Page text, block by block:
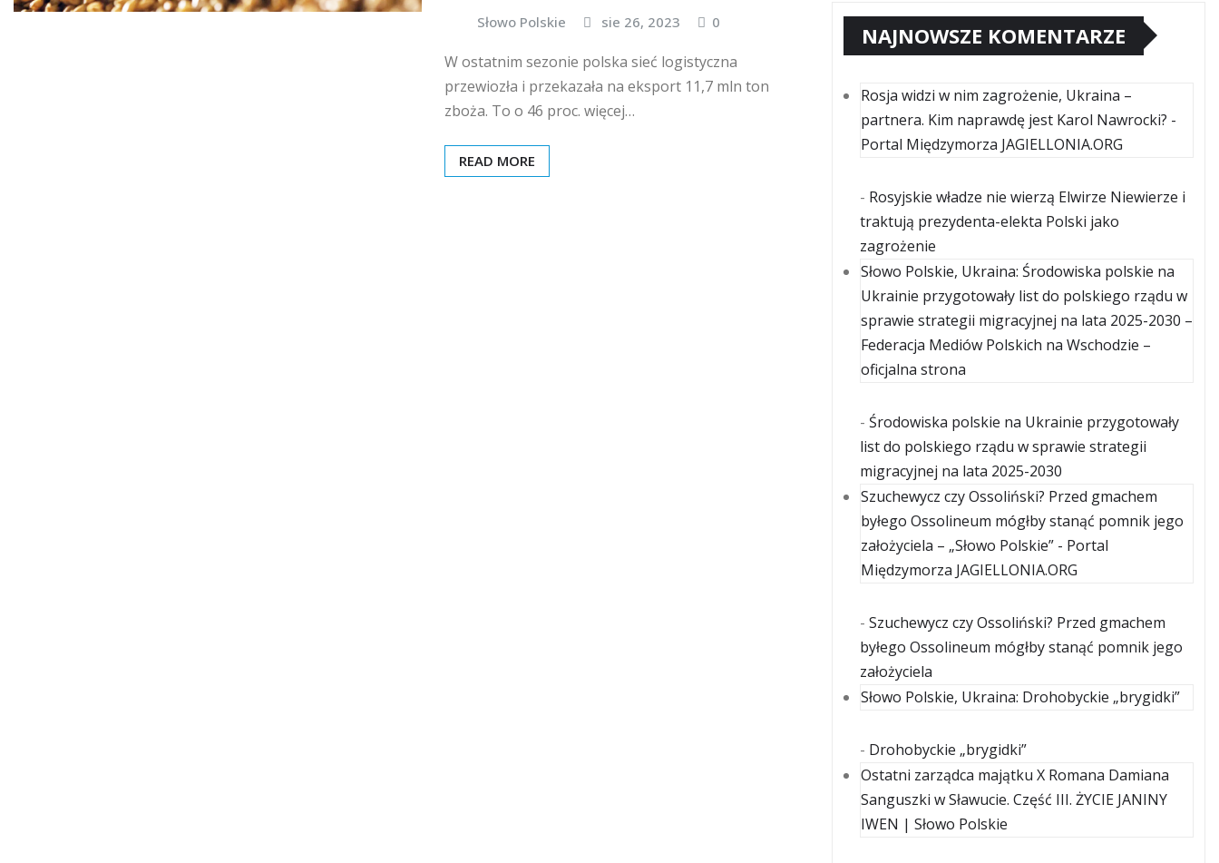
Słowo Polskie sie 26, 2023 0
W ostatnim sezonie polska sieć logistyczna
przewiozła i przekazała na eksport 11,7 mln ton
zboża. To o 46 proc. więcej…
READ MORE
NAJNOWSZE KOMENTARZE
Rosja widzi w nim zagrożenie, Ukraina –
partnera. Kim naprawdę jest Karol Nawrocki? -
Portal Międzymorza JAGIELLONIA.ORG
- Rosyjskie władze nie wierzą Elwirze Niewierze i
traktują prezydenta-elekta Polski jako
zagrożenie
Słowo Polskie, Ukraina: Środowiska polskie na
Ukrainie przygotowały list do polskiego rządu w
sprawie strategii migracyjnej na lata 2025-2030 –
Federacja Mediów Polskich na Wschodzie –
oficjalna strona
- Środowiska polskie na Ukrainie przygotowały
list do polskiego rządu w sprawie strategii
migracyjnej na lata 2025-2030
Szuchewycz czy Ossoliński? Przed gmachem
byłego Ossolineum mógłby stanąć pomnik jego
założyciela – „Słowo Polskie” - Portal
Międzymorza JAGIELLONIA.ORG
- Szuchewycz czy Ossoliński? Przed gmachem
byłego Ossolineum mógłby stanąć pomnik jego
założyciela
Słowo Polskie, Ukraina: Drohobyckie „brygidki”
- Drohobyckie „brygidki”
Ostatni zarządca majątku X Romana Damiana
Sanguszki w Sławucie. Część III. ŻYCIE JANINY
IWEN | Słowo Polskie